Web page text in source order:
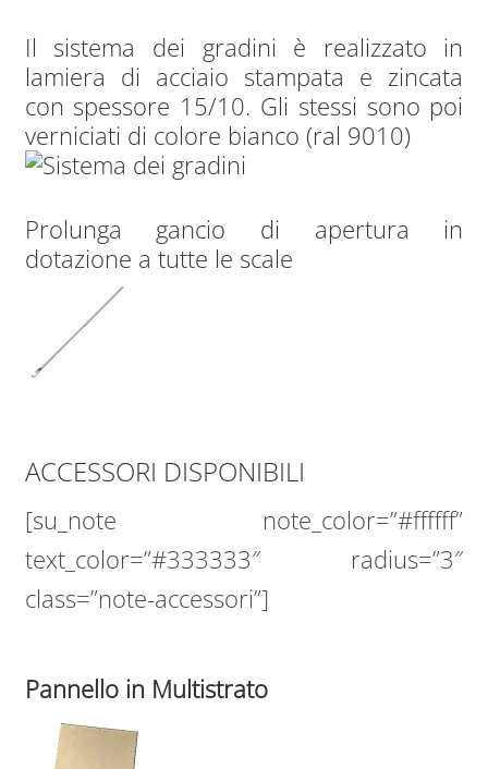
Il sistema dei gradini è realizzato in
lamiera di acciaio stampata e zincata
con spessore 15/10. Gli stessi sono poi
verniciati di colore bianco (ral 9010)
Prolunga gancio di apertura in
dotazione a tutte le scale
ACCESSORI DISPONIBILI
[su_note note_color=”#ffffff”
text_color=”#333333″ radius=”3″
class=”note-accessori”]
Pannello in Multistrato